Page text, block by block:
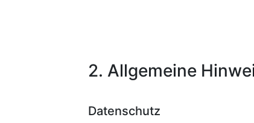
2. Allgemeine
Datenschutz